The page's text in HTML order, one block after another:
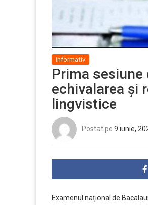
Informativ
Prima sesiune
echivalarea și
lingvistice
Postat pe 9 iunie,
Examenul național de